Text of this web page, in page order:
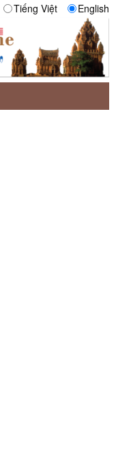
Tiếng Việt English